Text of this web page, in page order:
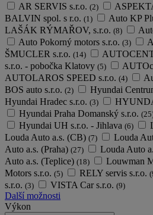
AR SERVIS s.r.o. (2)
BALVIN spol. s r.o. (1) Auto KP
LAŠÁK RÝMAŘOV, s.r.o. (8)
Auto Pokorný motors s.r.o. (3)
ŠMUCLER s.r.o. (14)
s.r.o. - pobočka Klatovy (5)
AUTOLAROS SPEED s.r.o. (4)
BOS auto s.r.o. (2) Hyundai
Hyundai Hradec s.r.o. (3)
Hyundai Praha Domanský s.r.o.
Hyundai UH s.r.o. - Jihlava (6)
Louda Auto a.s. (CB) (7) Louda
Auto a.s. (Praha) (27) Louda Auto
Auto a.s. (Teplice) (18) Louwman
Motors s.r.o. (5) RELY servis s.r.o.
s.r.o. (3) VISTA Car s.r.o. (9)
Další možnosti
Výkon